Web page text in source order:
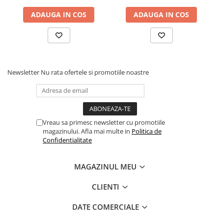
ADAUGA IN COS ADAUGA IN COS
Newsletter Nu rata ofertele si promotiile noastre
Vreau sa primesc newsletter cu promotiile
magazinului. Afla mai multe in Politica de
Confidentialitate
MAGAZINUL MEU
CLIENTI
DATE COMERCIALE